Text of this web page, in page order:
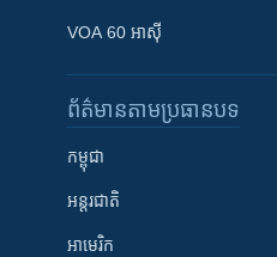
VOA 60 អាស៊ី
ព័ត៌មាន​តាមប្រធានបទ​
កម្ពុជា
អន្តរជាតិ
អាមេរិក